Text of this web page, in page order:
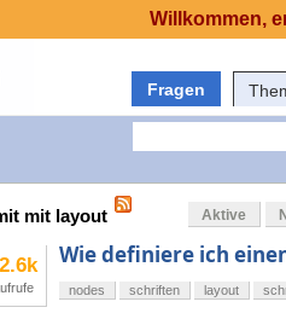
Fragen
mit layout Aktive
Wie definiere ich
nodes schriften layout
Willkommen,